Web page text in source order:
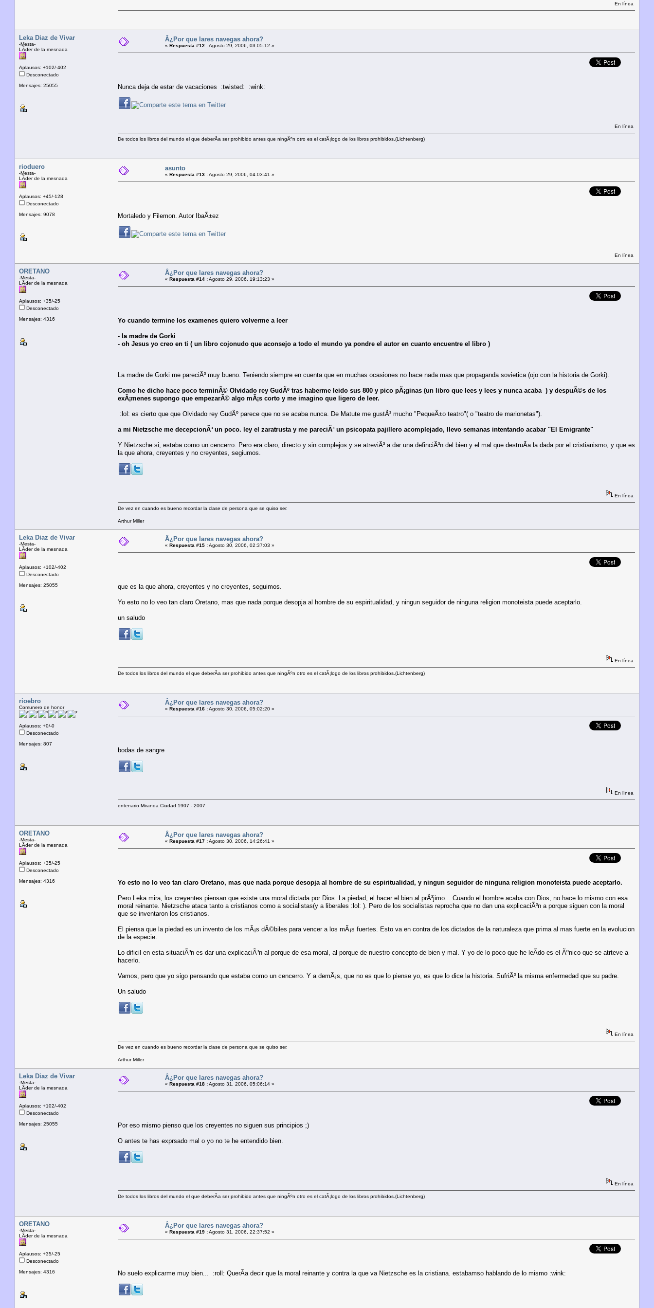
En línea
Leka Diaz de Vivar
-Mesta-
LÃ­der de la mesnada
Aplausos: +102/-402
Desconectado
Mensajes: 25055
Â¿Por que lares navegas ahora?
« Respuesta #12 :Agosto 29, 2006, 03:05:12 »
Nunca deja de estar de vacaciones :twisted: :wink:
En línea
De todos los libros del mundo el que deberÃ­a ser prohibido antes que ningÃºn otro es el catÃ¡logo de los libros prohibidos.(Lichtenberg)
rioduero
-Mesta-
LÃ­der de la mesnada
Aplausos: +45/-128
Desconectado
Mensajes: 9078
asunto
« Respuesta #13 :Agosto 29, 2006, 04:03:41 »
Mortaledo y Filemon. Autor IbaÃ±ez
En línea
ORETANO
-Mesta-
LÃ­der de la mesnada
Aplausos: +35/-25
Desconectado
Mensajes: 4316
Â¿Por que lares navegas ahora?
« Respuesta #14 :Agosto 29, 2006, 19:13:23 »
Yo cuando termine los examenes quiero volverme a leer
- la madre de Gorki
- oh Jesus yo creo en ti ( un libro cojonudo que aconsejo a todo el mundo ya pondre el autor en cuanto encuentre el libro )
La madre de Gorki me pareciÃ³ muy bueno. Teniendo siempre en cuenta que en muchas ocasiones no hace nada mas que propaganda sovietica (ojo con la historia de Gorki).
Como he dicho hace poco terminÃ© Olvidado rey GudÃº tras haberme leido sus 800 y pico pÃ¡ginas (un libro que lees y lees y nunca acaba ) y despuÃ©s de los
exÃ¡menes supongo que empezarÃ© algo mÃ¡s corto y me imagino que ligero de leer.
:lol: es cierto que que Olvidado rey GudÃº parece que no se acaba nunca. De Matute me gustÃ³ mucho "PequeÃ±o teatro"( o "teatro de marionetas").
a mi Nietzsche me decepcionÃ³ un poco. ley el zaratrusta y me pareciÃ³ un psicopata pajillero acomplejado, llevo semanas intentando acabar "El Emigrante"
Y Nietzsche si, estaba como un cencerro. Pero era claro, directo y sin complejos y se atreviÃ³ a dar una definciÃ³n del bien y el mal que destruÃ­a la dada por el cristianismo, y que es
la que ahora, creyentes y no creyentes, segiumos.
En línea
De vez en cuando es bueno recordar la clase de persona que se quiso ser.
Arthur Miller
Leka Diaz de Vivar
-Mesta-
LÃ­der de la mesnada
Aplausos: +102/-402
Desconectado
Mensajes: 25055
Â¿Por que lares navegas ahora?
« Respuesta #15 :Agosto 30, 2006, 02:37:03 »
que es la que ahora, creyentes y no creyentes, seguimos.
Yo esto no lo veo tan claro Oretano, mas que nada porque desopja al hombre de su espiritualidad, y ningun seguidor de ninguna religion monoteista puede aceptarlo.
un saludo
En línea
De todos los libros del mundo el que deberÃ­a ser prohibido antes que ningÃºn otro es el catÃ¡logo de los libros prohibidos.(Lichtenberg)
rioebro
Comunero de honor
Aplausos: +0/-0
Desconectado
Mensajes: 807
Â¿Por que lares navegas ahora?
« Respuesta #16 :Agosto 30, 2006, 05:02:20 »
bodas de sangre
En línea
entenario Miranda Ciudad 1907 - 2007
ORETANO
-Mesta-
LÃ­der de la mesnada
Aplausos: +35/-25
Desconectado
Mensajes: 4316
Â¿Por que lares navegas ahora?
« Respuesta #17 :Agosto 30, 2006, 14:26:41 »
Yo esto no lo veo tan claro Oretano, mas que nada porque desopja al hombre de su espiritualidad, y ningun seguidor de ninguna religion monoteista puede aceptarlo.
Pero Leka mira, los creyentes piensan que existe una moral dictada por Dios. La piedad, el hacer el bien al prÃ³jimo... Cuando el hombre acaba con Dios, no hace lo mismo con esa
moral reinante. Nietzsche ataca tanto a cristianos como a socialistas(y a liberales :lol: ). Pero de los socialistas reprocha que no dan una explicaciÃ³n a porque siguen con la moral
que se inventaron los cristianos.
El piensa que la piedad es un invento de los mÃ¡s dÃ©biles para vencer a los mÃ¡s fuertes. Esto va en contra de los dictados de la naturaleza que prima al mas fuerte en la evolucion
de la especie.
Lo dificil en esta situaciÃ³n es dar una explicaciÃ³n al porque de esa moral, al porque de nuestro concepto de bien y mal. Y yo de lo poco que he leÃ­do es el Ãºnico que se atrteve a
hacerlo.
Vamos, pero que yo sigo pensando que estaba como un cencerro. Y a demÃ¡s, que no es que lo piense yo, es que lo dice la historia. SufriÃ³ la misma enfermedad que su padre.
Un saludo
En línea
De vez en cuando es bueno recordar la clase de persona que se quiso ser.
Arthur Miller
Leka Diaz de Vivar
-Mesta-
LÃ­der de la mesnada
Aplausos: +102/-402
Desconectado
Mensajes: 25055
Â¿Por que lares navegas ahora?
« Respuesta #18 :Agosto 31, 2006, 05:06:14 »
Por eso mismo pienso que los creyentes no siguen sus principios ;)
O antes te has exprsado mal o yo no te he entendido bien.
En línea
De todos los libros del mundo el que deberÃ­a ser prohibido antes que ningÃºn otro es el catÃ¡logo de los libros prohibidos.(Lichtenberg)
ORETANO
-Mesta-
LÃ­der de la mesnada
Aplausos: +35/-25
Desconectado
Mensajes: 4316
Â¿Por que lares navegas ahora?
« Respuesta #19 :Agosto 31, 2006, 22:37:52 »
No suelo explicarme muy bien... :roll: QuerÃ­a decir que la moral reinante y contra la que va Nietzsche es la cristiana. estabamso hablando de lo mismo :wink: